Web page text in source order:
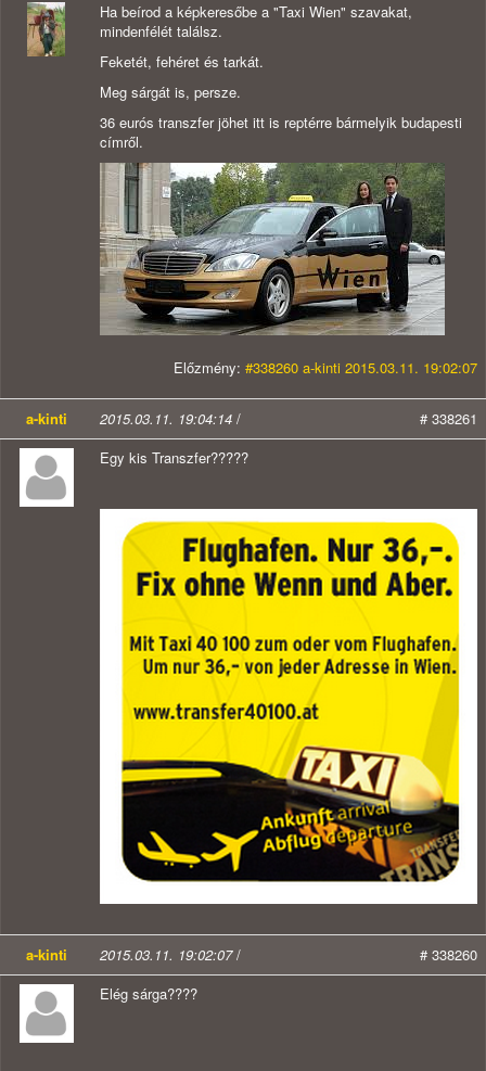
Ha beírod a képkeresőbe a "Taxi Wien" szavakat,
mindenfélét találsz.
Feketét, fehéret és tarkát.
Meg sárgát is, persze.
36 eurós transzfer jöhet itt is reptérre bármelyik budapesti
címről.
Előzmény: #338260 a-kinti 2015.03.11. 19:02:07
a-kinti 2015.03.11. 19:04:14 /
# 338261
Egy kis Transzfer?????
a-kinti 2015.03.11. 19:02:07/
# 338260
Elég sárga????